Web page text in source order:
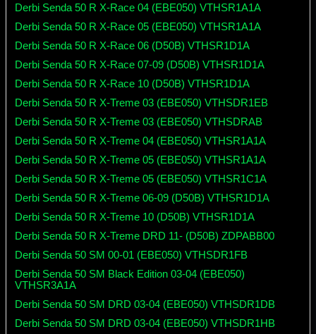
Derbi Senda 50 R X-Race 04 (EBE050) VTHSR1A1A
Derbi Senda 50 R X-Race 05 (EBE050) VTHSR1A1A
Derbi Senda 50 R X-Race 06 (D50B) VTHSR1D1A
Derbi Senda 50 R X-Race 07-09 (D50B) VTHSR1D1A
Derbi Senda 50 R X-Race 10 (D50B) VTHSR1D1A
Derbi Senda 50 R X-Treme 03 (EBE050) VTHSDR1EB
Derbi Senda 50 R X-Treme 03 (EBE050) VTHSDRAB
Derbi Senda 50 R X-Treme 04 (EBE050) VTHSR1A1A
Derbi Senda 50 R X-Treme 05 (EBE050) VTHSR1A1A
Derbi Senda 50 R X-Treme 05 (EBE050) VTHSR1C1A
Derbi Senda 50 R X-Treme 06-09 (D50B) VTHSR1D1A
Derbi Senda 50 R X-Treme 10 (D50B) VTHSR1D1A
Derbi Senda 50 R X-Treme DRD 11- (D50B) ZDPABB00
Derbi Senda 50 SM 00-01 (EBE050) VTHSDR1FB
Derbi Senda 50 SM Black Edition 03-04 (EBE050)
VTHSR3A1A
Derbi Senda 50 SM DRD 03-04 (EBE050) VTHSDR1DB
Derbi Senda 50 SM DRD 03-04 (EBE050) VTHSDR1HB